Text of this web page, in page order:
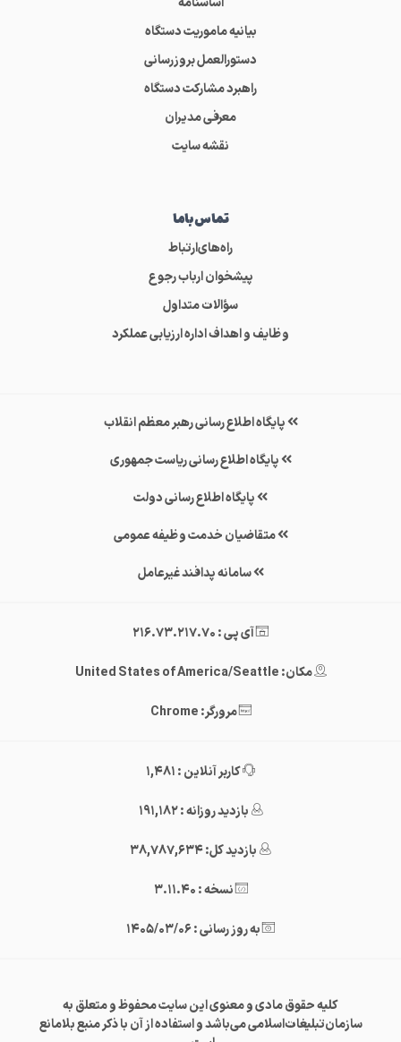
بیانیه ماموریت دستگاه
دستورالعمل بروزرسانی
راهبرد مشارکت دستگاه
معرفی مدیران
نقشه سایت
تماس‌باما
راه‌های‌ارتباط
پیشخوان ارباب رجوع
سؤالات متداول
وظایف و اهداف اداره ارزیابی عملکرد
پایگاه اطلاع رسانی رهبر معظم انقلاب
پایگاه اطلاع رسانی ریاست جمهوری
پایگاه اطلاع رسانی دولت
متقاضیان خدمت وظیفه عمومی
سامانه پدافند غیرعامل
آی پی : 216.73.217.70
مکان: United States of America/Seattle
مرورگر: Chrome
کاربر آنلاین : 1,481
بازدید روزانه : 191,182
بازدید کل: 38,787,634
نسخه : 3.11.40
به روز رسانی : 1405/03/06
کلیه حقوق مادی و معنوی این سایت محفوظ و متعلق به
سازمان‌تبلیغات‌اسلامی می‌باشد و استفاده از آن با ذکر منبع بلامانع